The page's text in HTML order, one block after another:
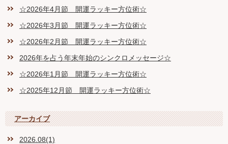
☆2026年4月節 開運ラッキー方位術☆
☆2026年3月節 開運ラッキー方位術☆
☆2026年2月節 開運ラッキー方位術☆
2026年を占う年末年始のシンクロメッセージ☆
☆2026年1月節 開運ラッキー方位術☆
☆2025年12月節 開運ラッキー方位術☆
アーカイブ
2026.08(1)